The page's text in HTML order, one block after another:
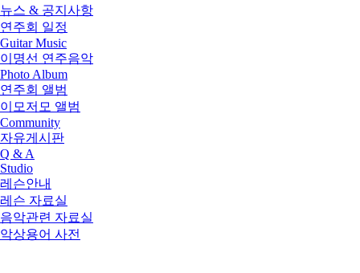
뉴스 & 공지사항
연주회 일정
Guitar Music
이명선 연주음악
Photo Album
연주회 앨범
이모저모 앨범
Community
자유게시판
Q & A
Studio
레슨안내
레슨 자료실
음악관련 자료실
악상용어 사전